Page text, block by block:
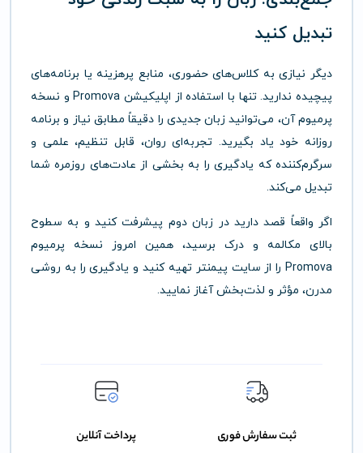
تبدیل کنید
دیگر نیازی به کلاس‌های حضوری، منابع پرهزینه یا برنامه‌های
پیچیده ندارید. تنها با استفاده از اپلیکیشن Promova و نسخه
پرمیوم آن، می‌توانید زبان جدیدی را دقیقاً مطابق نیاز و برنامه
روزانه خود یاد بگیرید. تجربه‌ای روان، قابل تنظیم، علمی و
سرگرم‌کننده که یادگیری را به بخشی از عادت‌های روزمره شما
تبدیل می‌کند.
اگر واقعاً قصد دارید در زبان دوم پیشرفت کنید و به سطوح
بالای مکالمه و درک برسید، همین امروز نسخه پرمیوم
Promova را از سایت پیمنتر تهیه کنید و یادگیری را به روشی
مدرن، مؤثر و لذت‌بخش آغاز نمایید.